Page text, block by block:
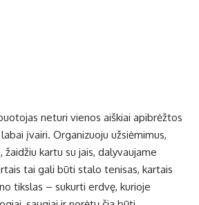
neturi vienos aiškiai apibrėžtos
įvairi. Organizuoju užsiėmimus,
žaidžiu kartu su jais, dalyvaujame
tai gali būti stalo tenisas, kartais
tikslas – sukurti erdvę, kurioje